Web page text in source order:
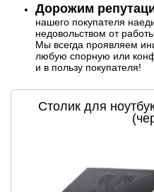
Дорожим
нашего покупателя
недовольством от
Мы всегда проявляем
любую спорную или
и в пользу покупателя!
Столик для